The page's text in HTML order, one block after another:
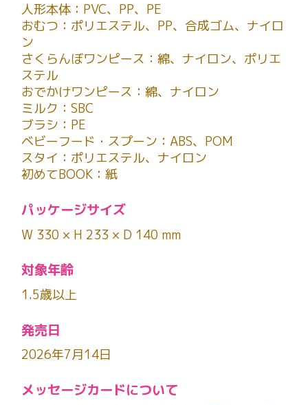
人形本体：PVC、PP、PE
おむつ：ポリエステル、PP、合成ゴム、ナイロ
ン
さくらんぼワンピース：綿、ナイロン、ポリエ
ステル
おでかけワンピース：綿、ナイロン
ミルク：SBC
ブラシ：PE
ベビーフード・スプーン：ABS、POM
スタイ：ポリエステル、ナイロン
初めてBOOK：紙
パッケージサイズ
W 330 × H 233 × D 140 mm
対象年齢
1.5歳以上
発売日
2026年7月14日
メッセージカードについて